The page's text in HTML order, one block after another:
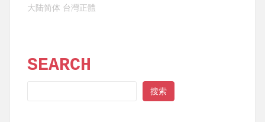
大陆简体 台灣正體
SEARCH
搜索